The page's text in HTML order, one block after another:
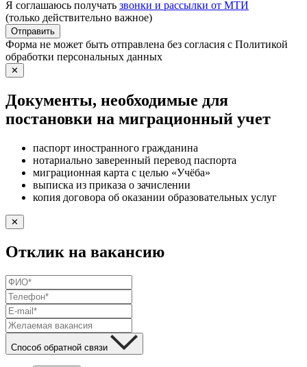
Я соглашаюсь получать звонки и рассылки от МТИ
(только действительно важное)
Отправить
Форма не может быть отправлена без согласия с Политикой
обработки персональных данных
✕
Документы, необходимые для
постановки на миграционный учет
паспорт иностранного гражданина
нотариально заверенный перевод паспорта
миграционная карта с целью «Учёба»
выписка из приказа о зачислении
копия договора об оказании образовательных услуг
✕
Отклик на вакансию
Способ обратной связи